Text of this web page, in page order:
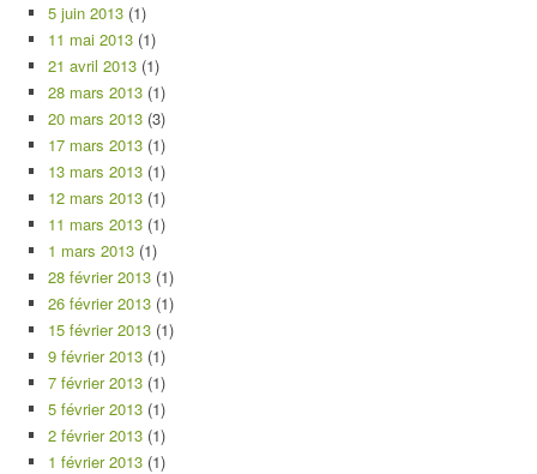
5 juin 2013 (1)
11 mai 2013 (1)
21 avril 2013 (1)
28 mars 2013 (1)
20 mars 2013 (3)
17 mars 2013 (1)
13 mars 2013 (1)
12 mars 2013 (1)
11 mars 2013 (1)
1 mars 2013 (1)
28 février 2013 (1)
26 février 2013 (1)
15 février 2013 (1)
9 février 2013 (1)
7 février 2013 (1)
5 février 2013 (1)
2 février 2013 (1)
1 février 2013 (1)